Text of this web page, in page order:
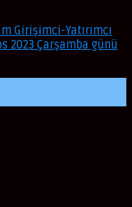
Girişimci-Yatırımcı
2023 Çarşamba günü